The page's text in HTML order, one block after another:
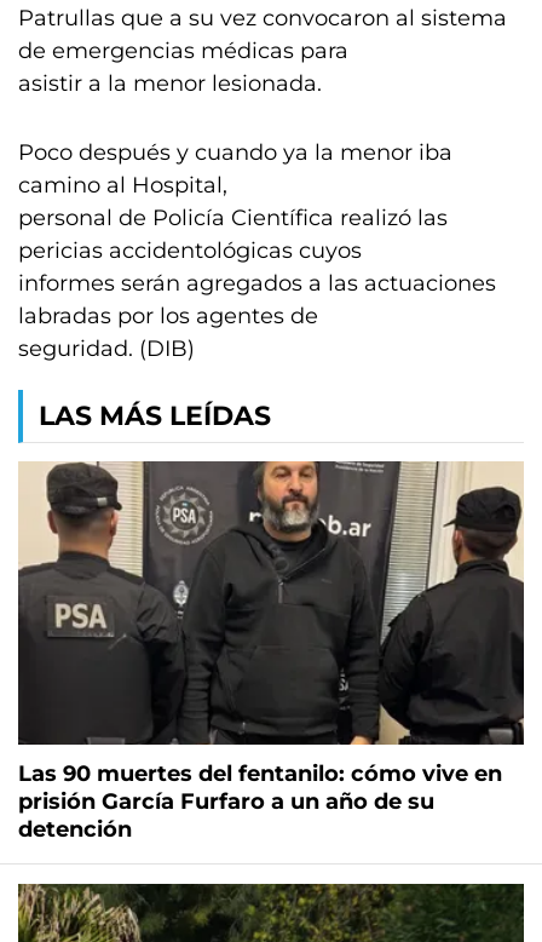
Patrullas que a su vez convocaron al sistema
de emergencias médicas para
asistir a la menor lesionada.
Poco después y cuando ya la menor iba
camino al Hospital,
personal de Policía Científica realizó las
pericias accidentológicas cuyos
informes serán agregados a las actuaciones
labradas por los agentes de
seguridad. (DIB)
LAS MÁS LEÍDAS
Las 90 muertes del fentanilo: cómo vive en
prisión García Furfaro a un año de su
detención